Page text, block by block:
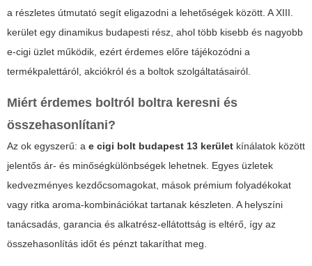
a részletes útmutató segít eligazodni a lehetőségek között. A XIII.
kerület egy dinamikus budapesti rész, ahol több kisebb és nagyobb
e-cigi üzlet működik, ezért érdemes előre tájékozódni a
termékpalettáról, akciókról és a boltok szolgáltatásairól.
Miért érdemes boltról boltra keresni és
összehasonlítani?
Az ok egyszerű: a e cigi bolt budapest 13 kerület kínálatok között
jelentős ár- és minőségkülönbségek lehetnek. Egyes üzletek
kedvezményes kezdőcsomagokat, mások prémium folyadékokat
vagy ritka aroma-kombinációkat tartanak készleten. A helyszíni
tanácsadás, garancia és alkatrész-ellátottság is eltérő, így az
összehasonlítás időt és pénzt takaríthat meg.